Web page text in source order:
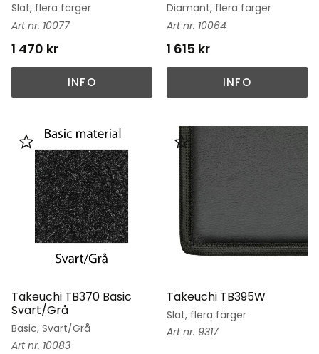
Slät, flera färger
10077
1 470 kr
INFO
Diamant, flera färger
10064
1 615 kr
INFO
Takeuchi TB370 Basic
Svart/Grå
Basic, Svart/Grå
10083
Lägg till i favoriter
Takeuchi TB395W
Slät, flera färger
9317
Lägg till i favoriter